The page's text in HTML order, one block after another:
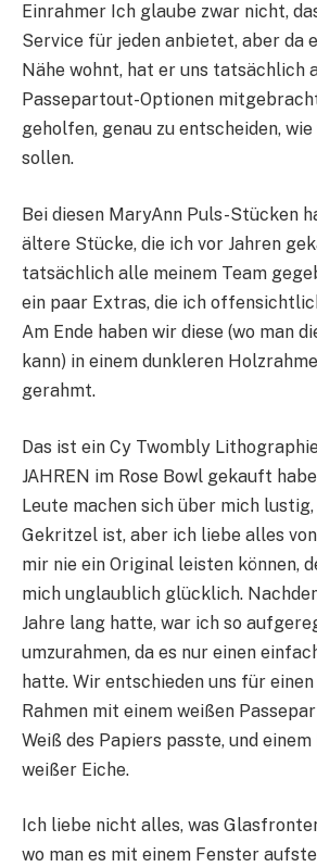
Einrahmer Ich glaube zwar nicht,
Service für jeden anbietet, aber da
Nähe wohnt, hat er uns tatsächlich
Passepartout-Optionen
geholfen, genau zu entscheiden,
sollen.
Bei diesen MaryAnn Puls-Stücken
ältere Stücke, die ich vor Jahren
tatsächlich alle meinem Team
ein paar Extras, die ich
Am Ende haben wir diese (wo man
kann) in einem dunkleren
gerahmt.
Das ist ein Cy Twombly
JAHREN im Rose Bowl gekauft
Leute machen sich über mich
Gekritzel ist, aber ich liebe alles
mir nie ein Original leisten können,
mich unglaublich glücklich.
Jahre lang hatte, war ich so
umzurahmen, da es nur einen
hatte. Wir entschieden uns für
Rahmen mit einem weißen
Weiß des Papiers passte, und einem
weißer Eiche.
Ich liebe nicht alles, was
wo man es mit einem Fenster